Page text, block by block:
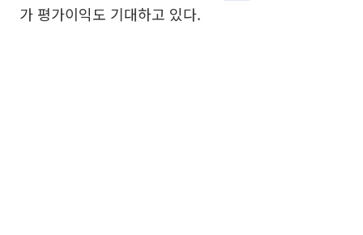
가 평가이익도 기대하고 있다.